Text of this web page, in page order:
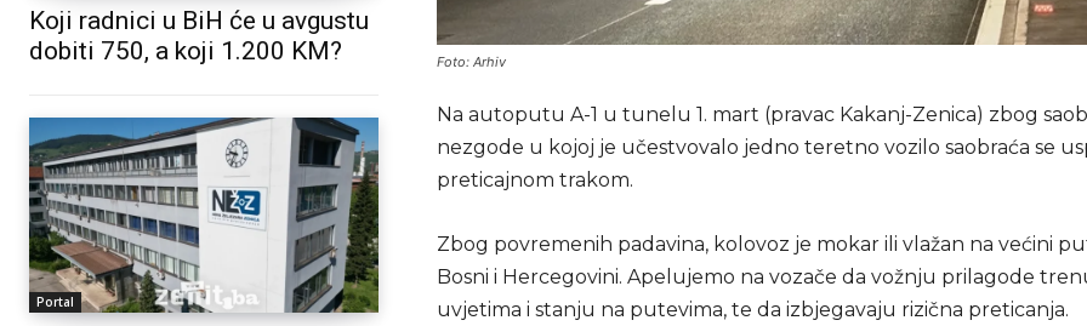
Koji radnici u BiH će u avgustu
dobiti 750, a koji 1.200 KM?
Portal
Foto: Arhiv
Na autoputu A-1 u tunelu 1. mart (pravac Kakanj-Zenica) zbog
nezgode u kojoj je učestvovalo jedno teretno vozilo saobraća se
preticajnom trakom.
Zbog povremenih padavina, kolovoz je mokar ili vlažan na većini
Bosni i Hercegovini. Apelujemo na vozače da vožnju prilagode
uvjetima i stanju na putevima, te da izbjegavaju rizična preticanja.